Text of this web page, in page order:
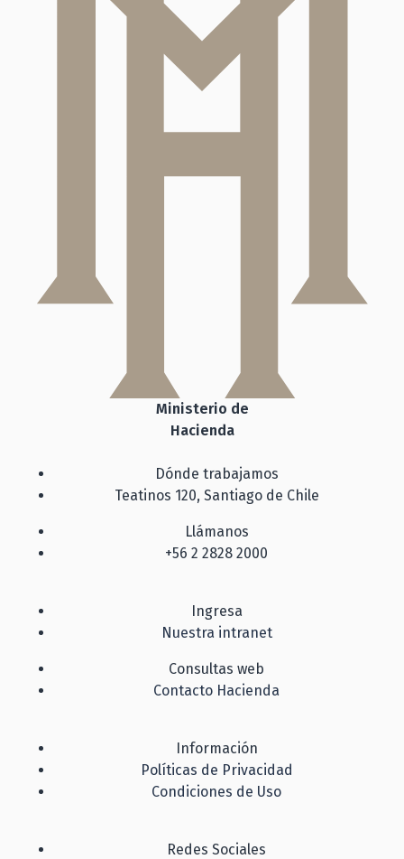
Ministerio de
Hacienda
Dónde trabajamos
Teatinos 120, Santiago de Chile
Llámanos
+56 2 2828 2000
Ingresa
Nuestra intranet
Consultas web
Contacto Hacienda
Información
Políticas de Privacidad
Condiciones de Uso
Redes Sociales